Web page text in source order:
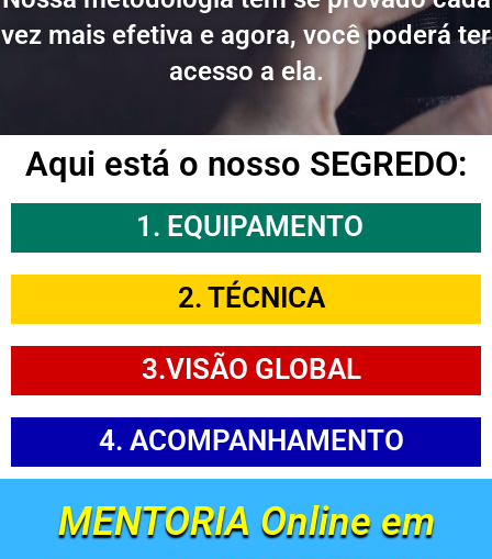
vez mais efetiva e agora, você poderá ter
acesso a ela.
Aqui está o nosso SEGREDO:
1. EQUIPAMENTO
2. TÉCNICA
3.VISÃO GLOBAL
4. ACOMPANHAMENTO
MENTORIA Online em